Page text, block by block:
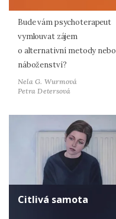
Bude vám psychoterapeut
vymlouvat zájem
o alternativní metody nebo
náboženství?
Nela G. Wurmová
Petra Detersová
Citlivá samota